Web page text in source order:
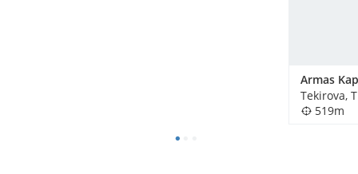
Tekirova,
519m